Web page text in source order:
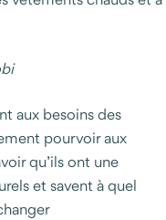
aux besoins des
pourvoir aux
qu’ils ont une
et savent à quel